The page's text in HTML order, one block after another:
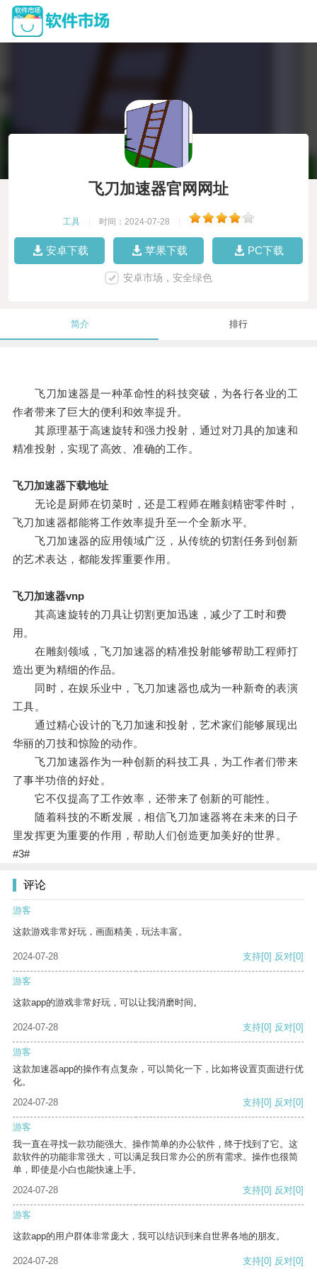
飞刀加速器官网网址
工具 时间：2024-07-28
安卓下载 苹果下载 PC下载
安卓市场，安全绿色
简介 排行
飞刀加速器是一种革命性的科技突破，为各行各业的工
作者带来了巨大的便利和效率提升。
其原理基于高速旋转和强力投射，通过对刀具的加速和
精准投射，实现了高效、准确的工作。
飞刀加速器下载地址
无论是厨师在切菜时，还是工程师在雕刻精密零件时，
飞刀加速器都能将工作效率提升至一个全新水平。
飞刀加速器的应用领域广泛，从传统的切割任务到创新
的艺术表达，都能发挥重要作用。
飞刀加速器vnp
其高速旋转的刀具让切割更加迅速，减少了工时和费
用。
在雕刻领域，飞刀加速器的精准投射能够帮助工程师打
造出更为精细的作品。
同时，在娱乐业中，飞刀加速器也成为一种新奇的表演
工具。
通过精心设计的飞刀加速和投射，艺术家们能够展现出
华丽的刀技和惊险的动作。
飞刀加速器作为一种创新的科技工具，为工作者们带来
了事半功倍的好处。
它不仅提高了工作效率，还带来了创新的可能性。
随着科技的不断发展，相信飞刀加速器将在未来的日子
里发挥更为重要的作用，帮助人们创造更加美好的世界。
#3#
评论
游客
这款游戏非常好玩，画面精美，玩法丰富。
2024-07-28 支持[0] 反对[0]
游客
这款app的游戏非常好玩，可以让我消磨时间。
2024-07-28 支持[0] 反对[0]
游客
这款加速器app的操作有点复杂，可以简化一下，比如将设置页面进行优
化。
2024-07-28
支持[0] 反对[0]
游客
我一直在寻找一款功能强大、操作简单的办公软件，终于找到了它。这
款软件的功能非常强大，可以满足我日常办公的所有需求。操作也很简
单，即使是小白也能快速上手。
2024-07-28
支持[0] 反对[0]
游客
这款app的用户群体非常庞大，我可以结识到来自世界各地的朋友。
2024-07-28 支持[0] 反对[0]